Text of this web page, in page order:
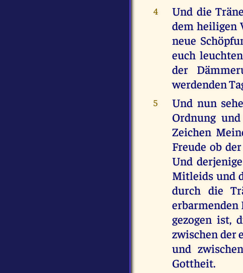
4
Und die
dem heiligen
neue
euch
der
werdenden
5
Und nun
Ordnung
Zeichen
Freude ob
Und
Mitleids und
durch die
erbarmenden
gezogen ist,
zwischen der
und
Gottheit.